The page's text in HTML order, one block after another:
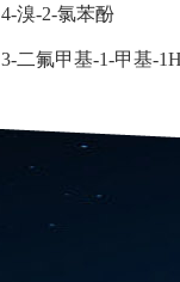
4-溴-2-氯苯酚
3-二氟甲基-1-甲基-